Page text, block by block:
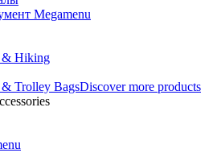
Megamenu
& Hiking
& Trolley BagsDiscover more products